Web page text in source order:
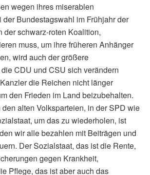
wegen ihres miserablen
Bundestagswahl im Frühjahr der
der schwarz-roten Koalition,
muss, um ihre früheren Anhänger
wird auch der größere
CDU und CSU sich verändern
die Reichen nicht länger
den Frieden im Land beizubehalten.
alten Volksparteien, in der SPD wie
um das zu wiederholen, ist
wir alle bezahlen mit Beiträgen und
Der Sozialstaat, das ist die Rente,
gegen Krankheit,
Pflege, das ist aber auch das